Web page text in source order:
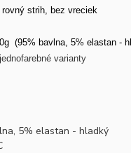
strih, bez vreciek
(95% bavlna, 5% elastan -
varianty
5% elastan - hladký